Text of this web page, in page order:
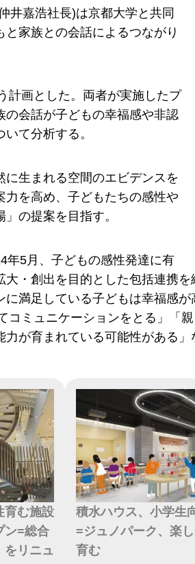
井嘉浩社長)は京都大学と共同
家族との会話によるつながり
計画とした。両者が実施したプ
の会話が子どもの幸福感や非認
て分析する。
に生まれる空間のエビデンスを
を高め、子どもたちの感性や
の提案を目指す。
年5月、子どもの感性発達に有
・創出を目的とした包括連携
に満足している子どもは幸福感
コミュニケーションをとる」「
が育まれている可能性がある」
育む施設
ン=総合
をリニュ
積水ハウス、小学生
=ジュノパーク、楽
育む